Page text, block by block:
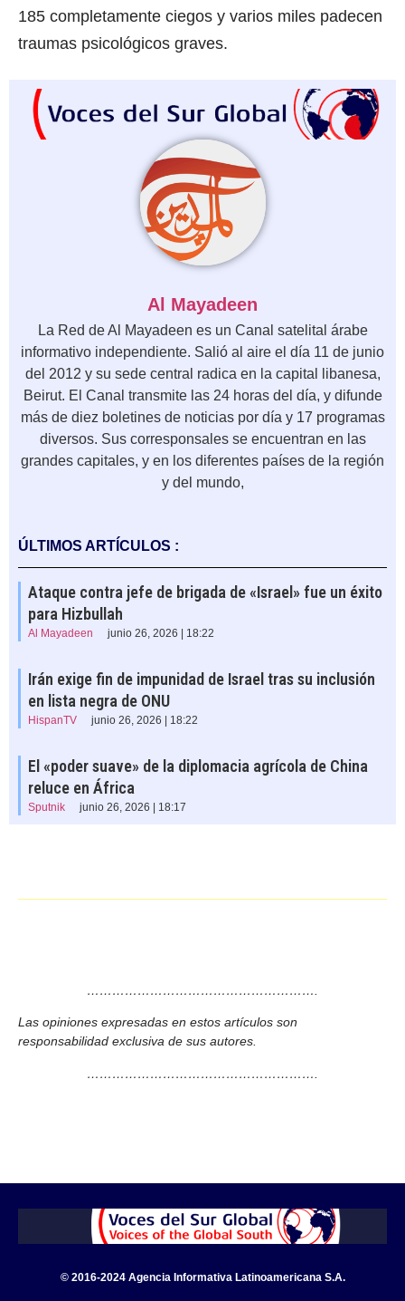
185 completamente ciegos y varios miles padecen
traumas psicológicos graves.
Al Mayadeen
La Red de Al Mayadeen es un Canal satelital árabe
informativo independiente. Salió al aire el día 11 de junio
del 2012 y su sede central radica en la capital libanesa,
Beirut. El Canal transmite las 24 horas del día, y difunde
más de diez boletines de noticias por día y 17 programas
diversos. Sus corresponsales se encuentran en las
grandes capitales, y en los diferentes países de la región
y del mundo,
ÚLTIMOS ARTÍCULOS :
Ataque contra jefe de brigada de «Israel» fue un éxito
para Hizbullah
Al Mayadeen junio 26, 2026 | 18:22
Irán exige fin de impunidad de Israel tras su inclusión
en lista negra de ONU
HispanTV junio 26, 2026 | 18:22
El «poder suave» de la diplomacia agrícola de China
reluce en África
Sputnik junio 26, 2026 | 18:17
……………………………………………….
Las opiniones expresadas en estos artículos son
responsabilidad exclusiva de sus autores.
……………………………………………….
© 2016-2024 Agencia Informativa Latinoamericana S.A.